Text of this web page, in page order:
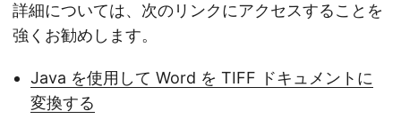
詳細については、次のリンクにアクセスすることを
強くお勧めします。
Java を使用して Word を TIFF ドキュメントに
変換する